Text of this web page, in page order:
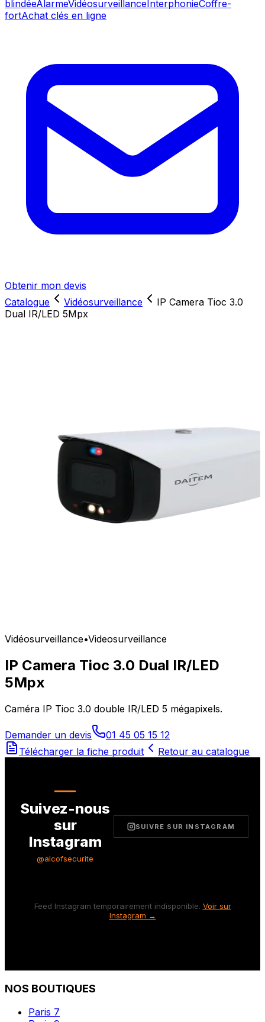
blindéeAlarmeVidéosurveillanceInterphonieCoffre-
fortAchat clés en ligne
Obtenir mon devis
Catalogue
Vidéosurveillance
IP Camera Tioc 3.0
Dual IR/LED 5Mpx
Vidéosurveillance•Videosurveillance
IP Camera Tioc 3.0 Dual IR/LED
5Mpx
Caméra IP Tioc 3.0 double IR/LED 5 mégapixels.
Demander un devis
01 45 05 15 12
Télécharger la fiche produit
Retour au catalogue
Suivez-nous
sur
Instagram
@alcofsecurite
SUIVRE SUR INSTAGRAM
Feed Instagram temporairement indisponible. Voir sur
Instagram →
NOS BOUTIQUES
Paris 7